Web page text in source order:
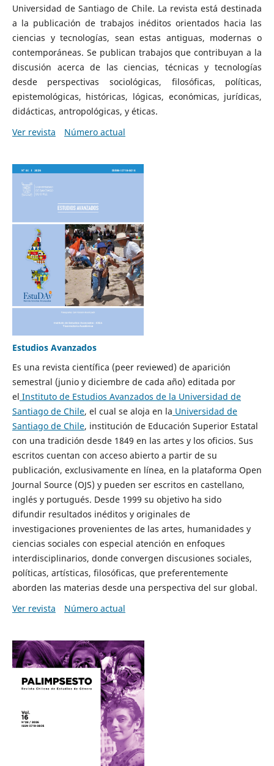
Universidad de Santiago de Chile. La revista está destinada
a la publicación de trabajos inéditos orientados hacia las
ciencias y tecnologías, sean estas antiguas, modernas o
contemporáneas. Se publican trabajos que contribuyan a la
discusión acerca de las ciencias, técnicas y tecnologías
desde perspectivas sociológicas, filosóficas, políticas,
epistemológicas, históricas, lógicas, económicas, jurídicas,
didácticas, antropológicas, y éticas.
Ver revista
Número actual
Estudios Avanzados
Es una revista científica (peer reviewed) de aparición
semestral (junio y diciembre de cada año) editada por
el Instituto de Estudios Avanzados de la Universidad de
Santiago de Chile, el cual se aloja en la Universidad de
Santiago de Chile, institución de Educación Superior Estatal
con una tradición desde 1849 en las artes y los oficios. Sus
escritos cuentan con acceso abierto a partir de su
publicación, exclusivamente en línea, en la plataforma Open
Journal Source (OJS) y pueden ser escritos en castellano,
inglés y portugués. Desde 1999 su objetivo ha sido
difundir resultados inéditos y originales de
investigaciones provenientes de las artes, humanidades y
ciencias sociales con especial atención en enfoques
interdisciplinarios, donde convergen discusiones sociales,
políticas, artísticas, filosóficas, que preferentemente
aborden las materias desde una perspectiva del sur global.
Ver revista
Número actual